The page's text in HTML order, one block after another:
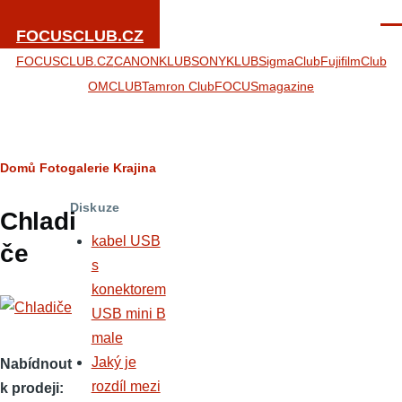
FOCUSCLUB.CZ
FOCUSCLUB.CZCANONKLUBSONYKLUBSigmaClubFujifilmClub
OMCLUBTamron ClubFOCUSmagazine
Drobečková
navigace
Domů Fotogalerie Krajina
Chladi
če
Nabídnout
k prodeji
Diskuze
kabel USB
s
konektorem
USB mini B
male
Jaký je
rozdíl mezi